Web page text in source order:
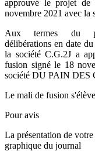
approuvé le projet
novembre 2021 avec la
Aux termes du
délibérations en date
la société C.G.2J a
fusion signé le 18
société DU PAIN DES
Le mali de fusion
Pour avis
La présentation de
graphique du journal